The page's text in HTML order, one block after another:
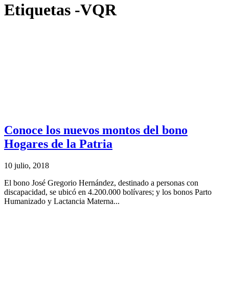
Etiquetas -VQR
Conoce los nuevos montos del bono
Hogares de la Patria
10 julio, 2018
El bono José Gregorio Hernández, destinado a personas con
discapacidad, se ubicó en 4.200.000 bolívares; y los bonos Parto
Humanizado y Lactancia Materna...